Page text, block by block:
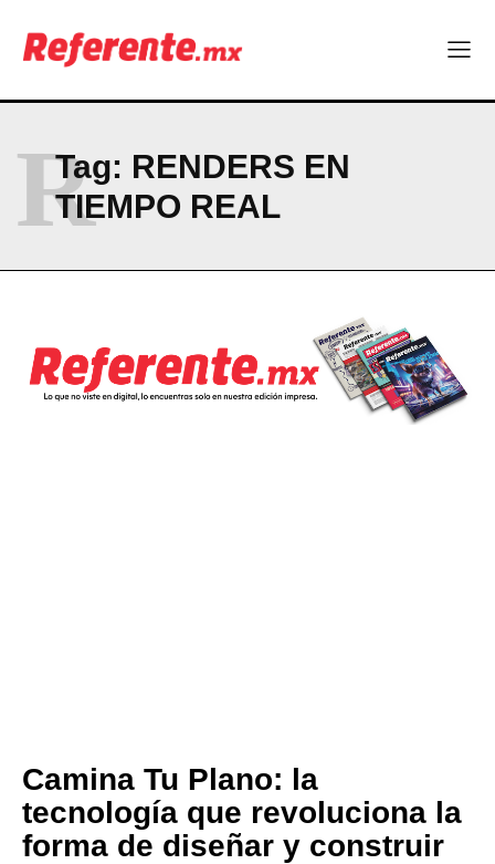
ABOUT
NEWSLETTER
Tag: RENDERS EN
TIEMPO REAL
R
Camina Tu Plano: la
tecnología que revoluciona la
forma de diseñar y construir